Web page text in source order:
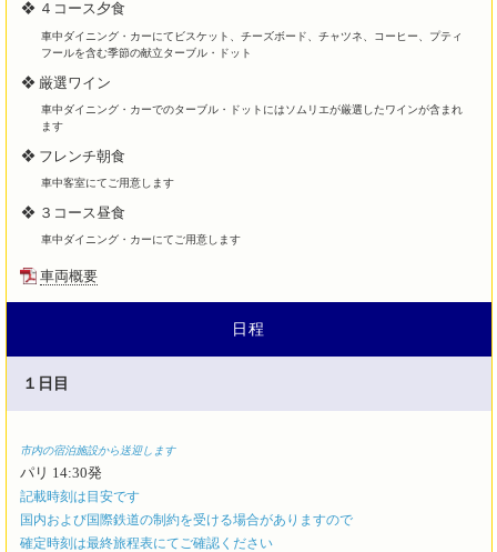
❖ ４コース夕食
車中ダイニング・カーにてビスケット、チーズボード、チャツネ、コーヒー、プティ
フールを含む季節の献立ターブル・ドット
❖ 厳選ワイン
車中ダイニング・カーでのターブル・ドットにはソムリエが厳選したワインが含まれ
ます
❖ フレンチ朝食
車中客室にてご用意します
❖ ３コース昼食
車中ダイニング・カーにてご用意します
車両概要
日程
１日目
市内の宿泊施設から送迎します
記載時刻は目安です
国内および国際鉄道の制約を受ける場合がありますので
確定時刻は最終旅程表にてご確認ください